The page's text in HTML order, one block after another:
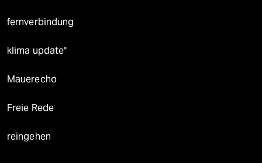
fernverbindung
klima update°
Mauerecho
Freie Rede
reingehen